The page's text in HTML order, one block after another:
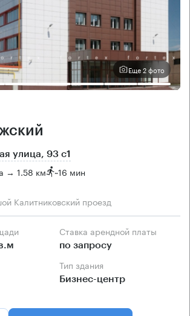
Еще 2 фото
улица, 93 с1
→ 1.58 км ~16 мин
Калитниковский проезд
Ставка арендной платы
по запросу
Тип здания
Бизнес-центр